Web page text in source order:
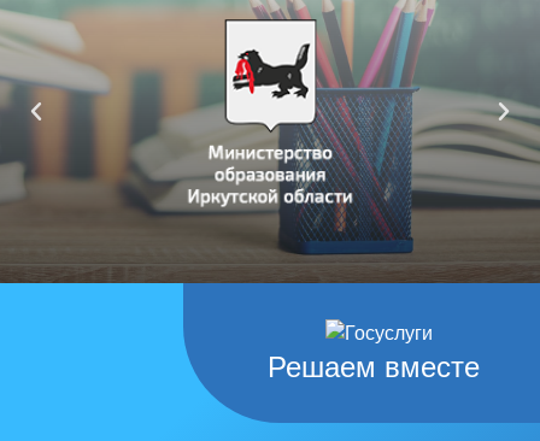
Решаем вместе